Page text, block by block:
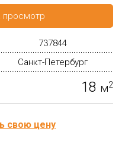
просмотр
737844
Санкт-Петербург
18 м2
свою цену